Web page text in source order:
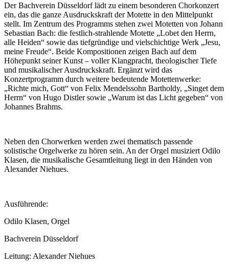
Der Bachverein Düsseldorf lädt zu einem besonderen Chorkonzert
ein, das die ganze Ausdruckskraft der Motette in den Mittelpunkt
stellt. Im Zentrum des Programms stehen zwei Motetten von Johann
Sebastian Bach: die festlich-strahlende Motette „Lobet den Herrn,
alle Heiden“ sowie das tiefgründige und vielschichtige Werk „Jesu,
meine Freude“. Beide Kompositionen zeigen Bach auf dem
Höhepunkt seiner Kunst – voller Klangpracht, theologischer Tiefe
und musikalischer Ausdruckskraft. Ergänzt wird das
Konzertprogramm durch weitere bedeutende Motettenwerke:
„Richte mich, Gott“ von Felix Mendelssohn Bartholdy, „Singet dem
Herrn“ von Hugo Distler sowie „Warum ist das Licht gegeben“ von
Johannes Brahms.
Neben den Chorwerken werden zwei thematisch passende
solistische Orgelwerke zu hören sein. An der Orgel musiziert Odilo
Klasen, die musikalische Gesamtleitung liegt in den Händen von
Alexander Niehues.
Ausführende:
Odilo Klasen, Orgel
Bachverein Düsseldorf
Leitung: Alexander Niehues